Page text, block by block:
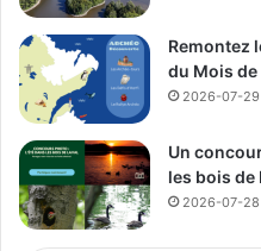
Publicité sponsorisée par la
De Cotis, conseiller
Remontez
du Mois de
2026-07-29
Un
les bois de
2026-07-28